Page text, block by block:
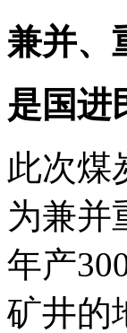
兼并
是国进
此次煤
为兼
年产
矿井的